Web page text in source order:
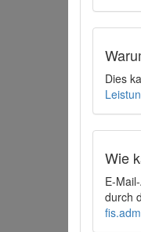
Dies
Wie
E-
durch